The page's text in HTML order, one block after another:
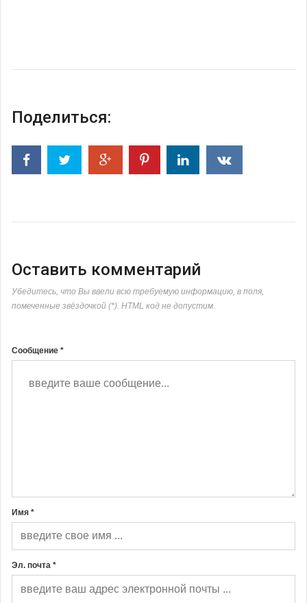
Поделиться:
Оставить комментарий
Убедитесь, что Вы ввели всю требуемую информацию, в поля,
помеченные звёздочкой (*). HTML код не допустим.
Сообщение *
Имя *
Эл. почта *